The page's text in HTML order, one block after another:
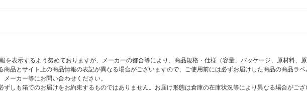
を表示するよう努めておりますが、メーカーの都合等により、商品規格・仕様（容量、パッケージ、原材料、
品とサイト上の商品情報の表記が異なる場合がございますので、ご使用前には必ずお届けした商品の商品ラ
ーカー等にお問い合わせください。
しも箱でのお届けをお約束するものではありません。お届け形態は倉庫の在庫状況等により異なる場合がござ